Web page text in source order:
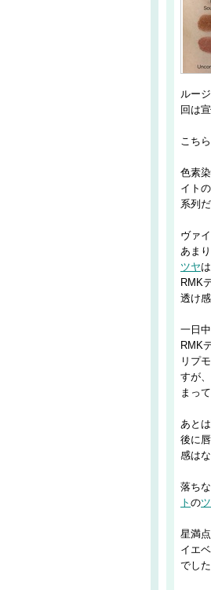
ルー
回は
こち
色素
イト
系列
ヴァ
あま
ツヤ
RMK
透け
一日
RMK
リプ
すが
まっ
あと
後に
感はな
落ち
ト の
星満
イエ
でした